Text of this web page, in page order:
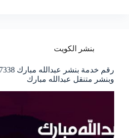
بنشر الكويت
وبنشر متنقل عبدالله مبارك